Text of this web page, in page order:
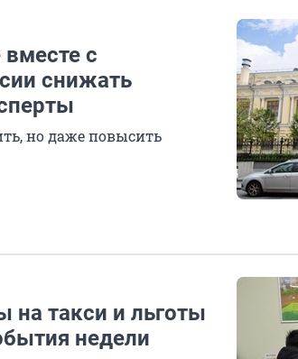
с
снижать
но даже повысить
на такси и льготы
недели